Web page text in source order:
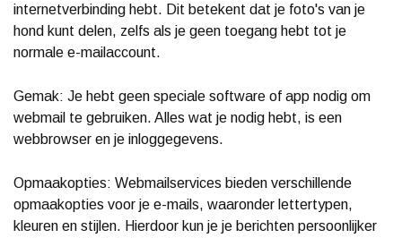
internetverbinding hebt. Dit betekent dat je foto's van je
hond kunt delen, zelfs als je geen toegang hebt tot je
normale e-mailaccount.
Gemak: Je hebt geen speciale software of app nodig om
webmail te gebruiken. Alles wat je nodig hebt, is een
webbrowser en je inloggegevens.
Opmaakopties: Webmailservices bieden verschillende
opmaakopties voor je e-mails, waaronder lettertypen,
kleuren en stijlen. Hierdoor kun je je berichten persoonlijker